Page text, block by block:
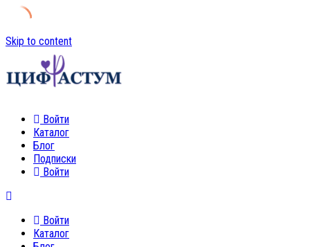
Skip to content
Войти
Каталог
Блог
Подписки
Войти
Войти
Каталог